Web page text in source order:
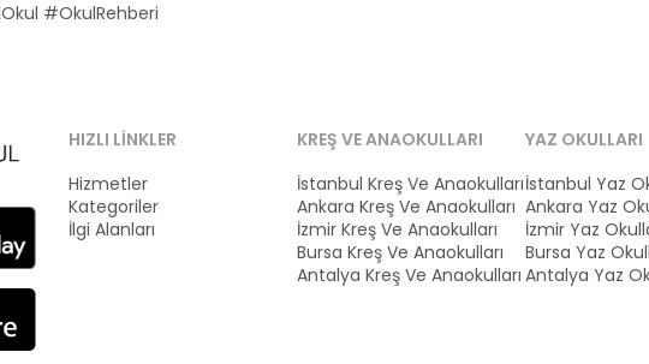
#OkulRehberi
HIZLI LINKLER
Hizmetler
Kategoriler
İlgi Alanları
KREŞ VE ANAOKULLARI
İstanbul Kreş Ve Anaokulları
Ankara Kreş Ve Anaokulları
İzmir Kreş Ve Anaokulları
Bursa Kreş Ve Anaokulları
Antalya Kreş Ve Anaokulları
YAZ OKULLARI
İstanbul Yaz
Ankara Yaz
İzmir Yaz
Bursa Yaz
Antalya Yaz